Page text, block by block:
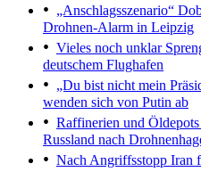
„Anschlagsszenario“
Drohnen-Alarm in Leipzig
Vieles noch unklar
deutschem Flughafen
„Du bist nicht mein
wenden sich von Putin ab
Raffinerien und
Russland nach
Nach Angriffsstopp Iran